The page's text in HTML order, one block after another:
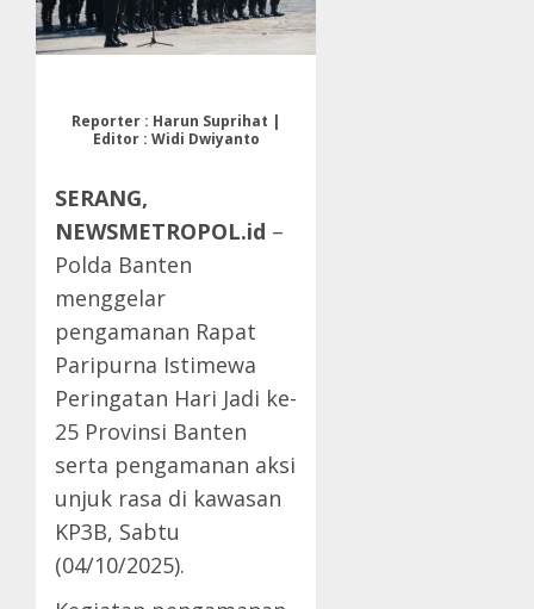
Reporter : Harun Suprihat |
Editor : Widi Dwiyanto
SERANG,
NEWSMETROPOL.id –
Polda Banten
menggelar
pengamanan Rapat
Paripurna Istimewa
Peringatan Hari Jadi ke-
25 Provinsi Banten
serta pengamanan aksi
unjuk rasa di kawasan
KP3B, Sabtu
(04/10/2025).